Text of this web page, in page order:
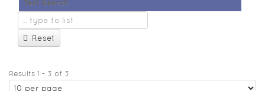
Text Search
Reset
Results 1 - 3 of 3